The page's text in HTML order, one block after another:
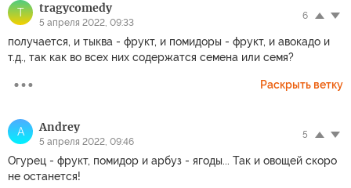
T tragycomedy
5 апреля 2022, 09:33
6
получается, и тыква - фрукт, и помидоры - фрукт, и авокадо и
т.д., так как во всех них содержатся семена или семя?
Раскрыть ветку
A Andrey
5 апреля 2022, 09:46
5
Огурец - фрукт, помидор и арбуз - ягоды... Так и овощей скоро
не останется!